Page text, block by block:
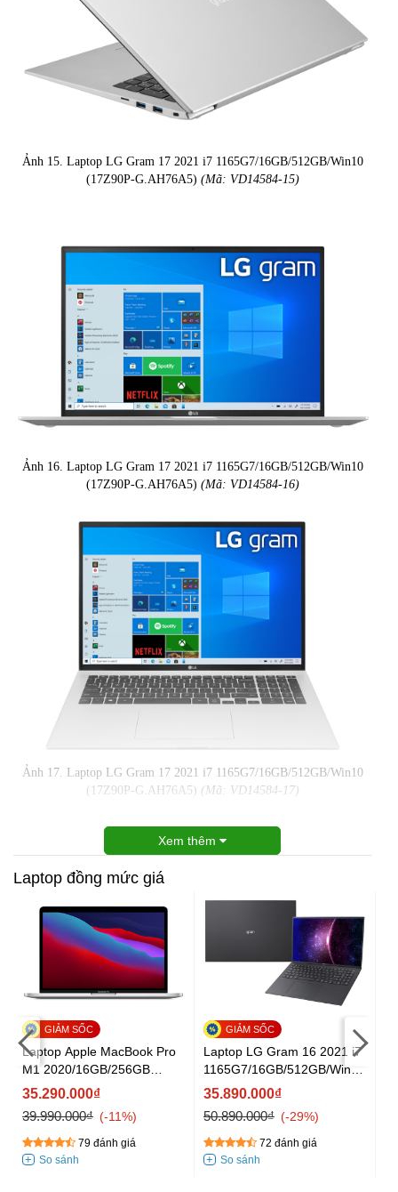
Ảnh 15. Laptop LG Gram 17 2021 i7 1165G7/16GB/512GB/Win10
(17Z90P-G.AH76A5) (Mã: VD14584-15)
Ảnh 16. Laptop LG Gram 17 2021 i7 1165G7/16GB/512GB/Win10
(17Z90P-G.AH76A5) (Mã: VD14584-16)
Ảnh 17. Laptop LG Gram 17 2021 i7 1165G7/16GB/512GB/Win10
(17Z90P-G.AH76A5) (Mã: VD14584-17)
Xem thêm
Laptop đồng mức giá
Win11
Laptop Apple MacBook Pro
M1 2020/16GB/256GB
(Z11B000CT)
35.290.000₫
39.990.000₫
-11%
79 đánh giá
Laptop LG Gram 16 2021 i7
1165G7/16GB/512GB/Win10
(16Z90P-G.AH75A5)
35.890.000₫
50.890.000₫
-29%
72 đánh giá